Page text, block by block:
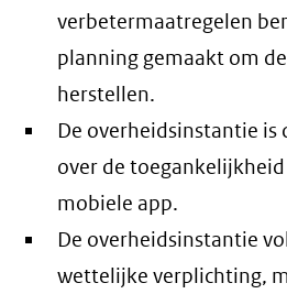
verbetermaatregelen
planning gemaakt om
herstellen.
De overheidsinstantie is
over de
mobiele app.
De overheidsinstantie
wettelijke verplichting,